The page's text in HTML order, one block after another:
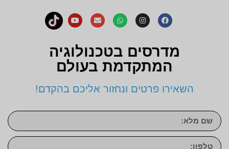
מדרסים בטכנולוגיה
המתקדמת בעולם
השאירו פרטים ונחזור אליכם בהקדם!